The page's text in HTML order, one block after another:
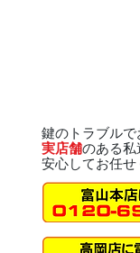
鍵のトラブル
実店舗のある私
安心してお任せ